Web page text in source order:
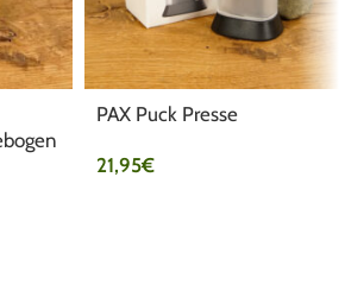
PAX Puck Presse
21,95€